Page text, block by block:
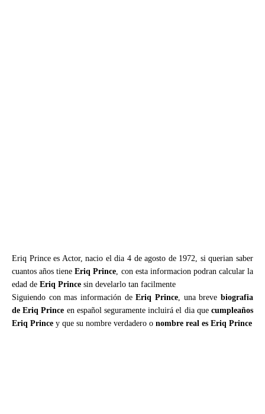
Eriq Prince es Actor, nacio el dia 4 de agosto de 1972, si querian saber
cuantos años tieneEriq Prince, con esta informacion podran calcular la
edad de Eriq Prince sin develarlo tan facilmente
Siguiendo con mas información deEriq Prince, una brevebiografia
de Eriq Prince en español seguramente incluirá el dia quecumpleaños
Eriq Prince y que su nombre verdadero o nombre real es Eriq Prince